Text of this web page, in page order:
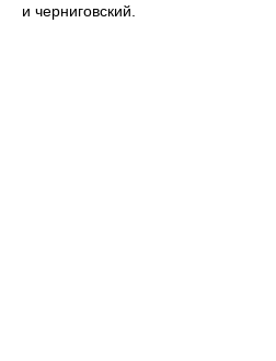
и черниговский.